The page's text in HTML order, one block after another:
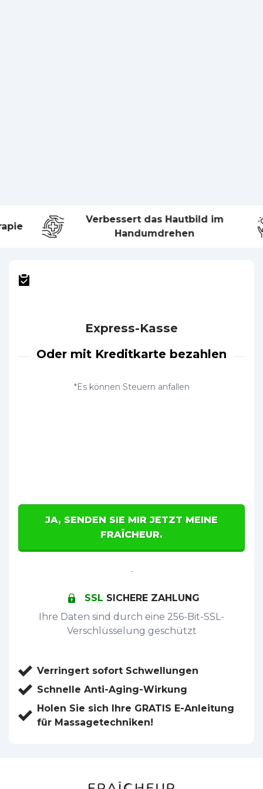
Verbessert das Hautbild im
Handumdrehen
Express-Kasse
Oder mit Kreditkarte bezahlen
*Es können Steuern anfallen
JA, SENDEN SIE MIR JETZT MEINE
FRAÎCHEUR.
-
SSL SICHERE ZAHLUNG
Ihre Daten sind durch eine 256-Bit-SSL-
Verschlüsselung geschützt
Verringert sofort Schwellungen
Schnelle Anti-Aging-Wirkung
Holen Sie sich Ihre GRATIS E-Anleitung
für Massagetechniken!